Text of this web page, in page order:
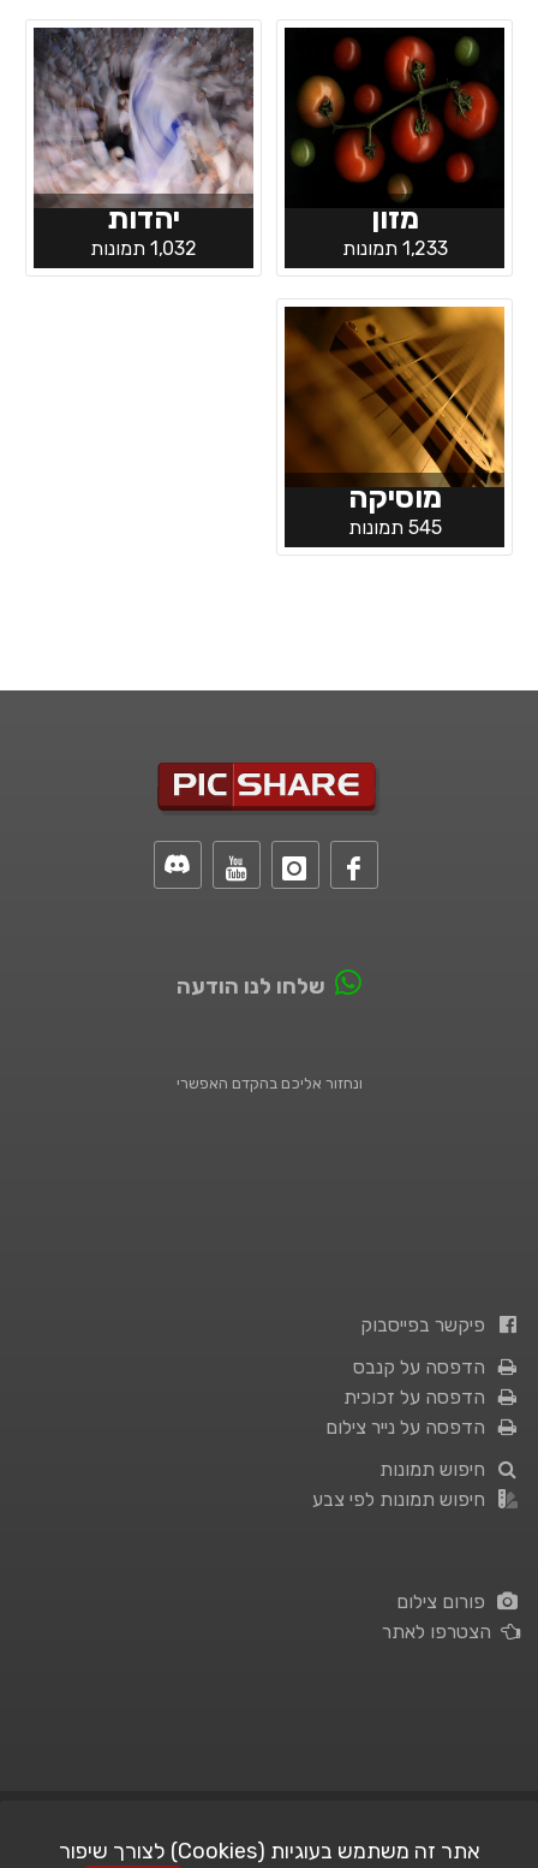
מזון
1,233 תמונות
יהדות
1,032 תמונות
מוסיקה
545 תמונות
שלחו לנו הודעה
ונחזור אליכם בהקדם האפשרי
פיקשר בפייסבוק
הדפסה על קנבס
הדפסה על זכוכית
הדפסה על נייר צילום
חיפוש תמונות
חיפוש תמונות לפי צבע
פורום צילום
הצטרפו לאתר
אתר זה משתמש בעוגיות (Cookies) לצורך שיפור